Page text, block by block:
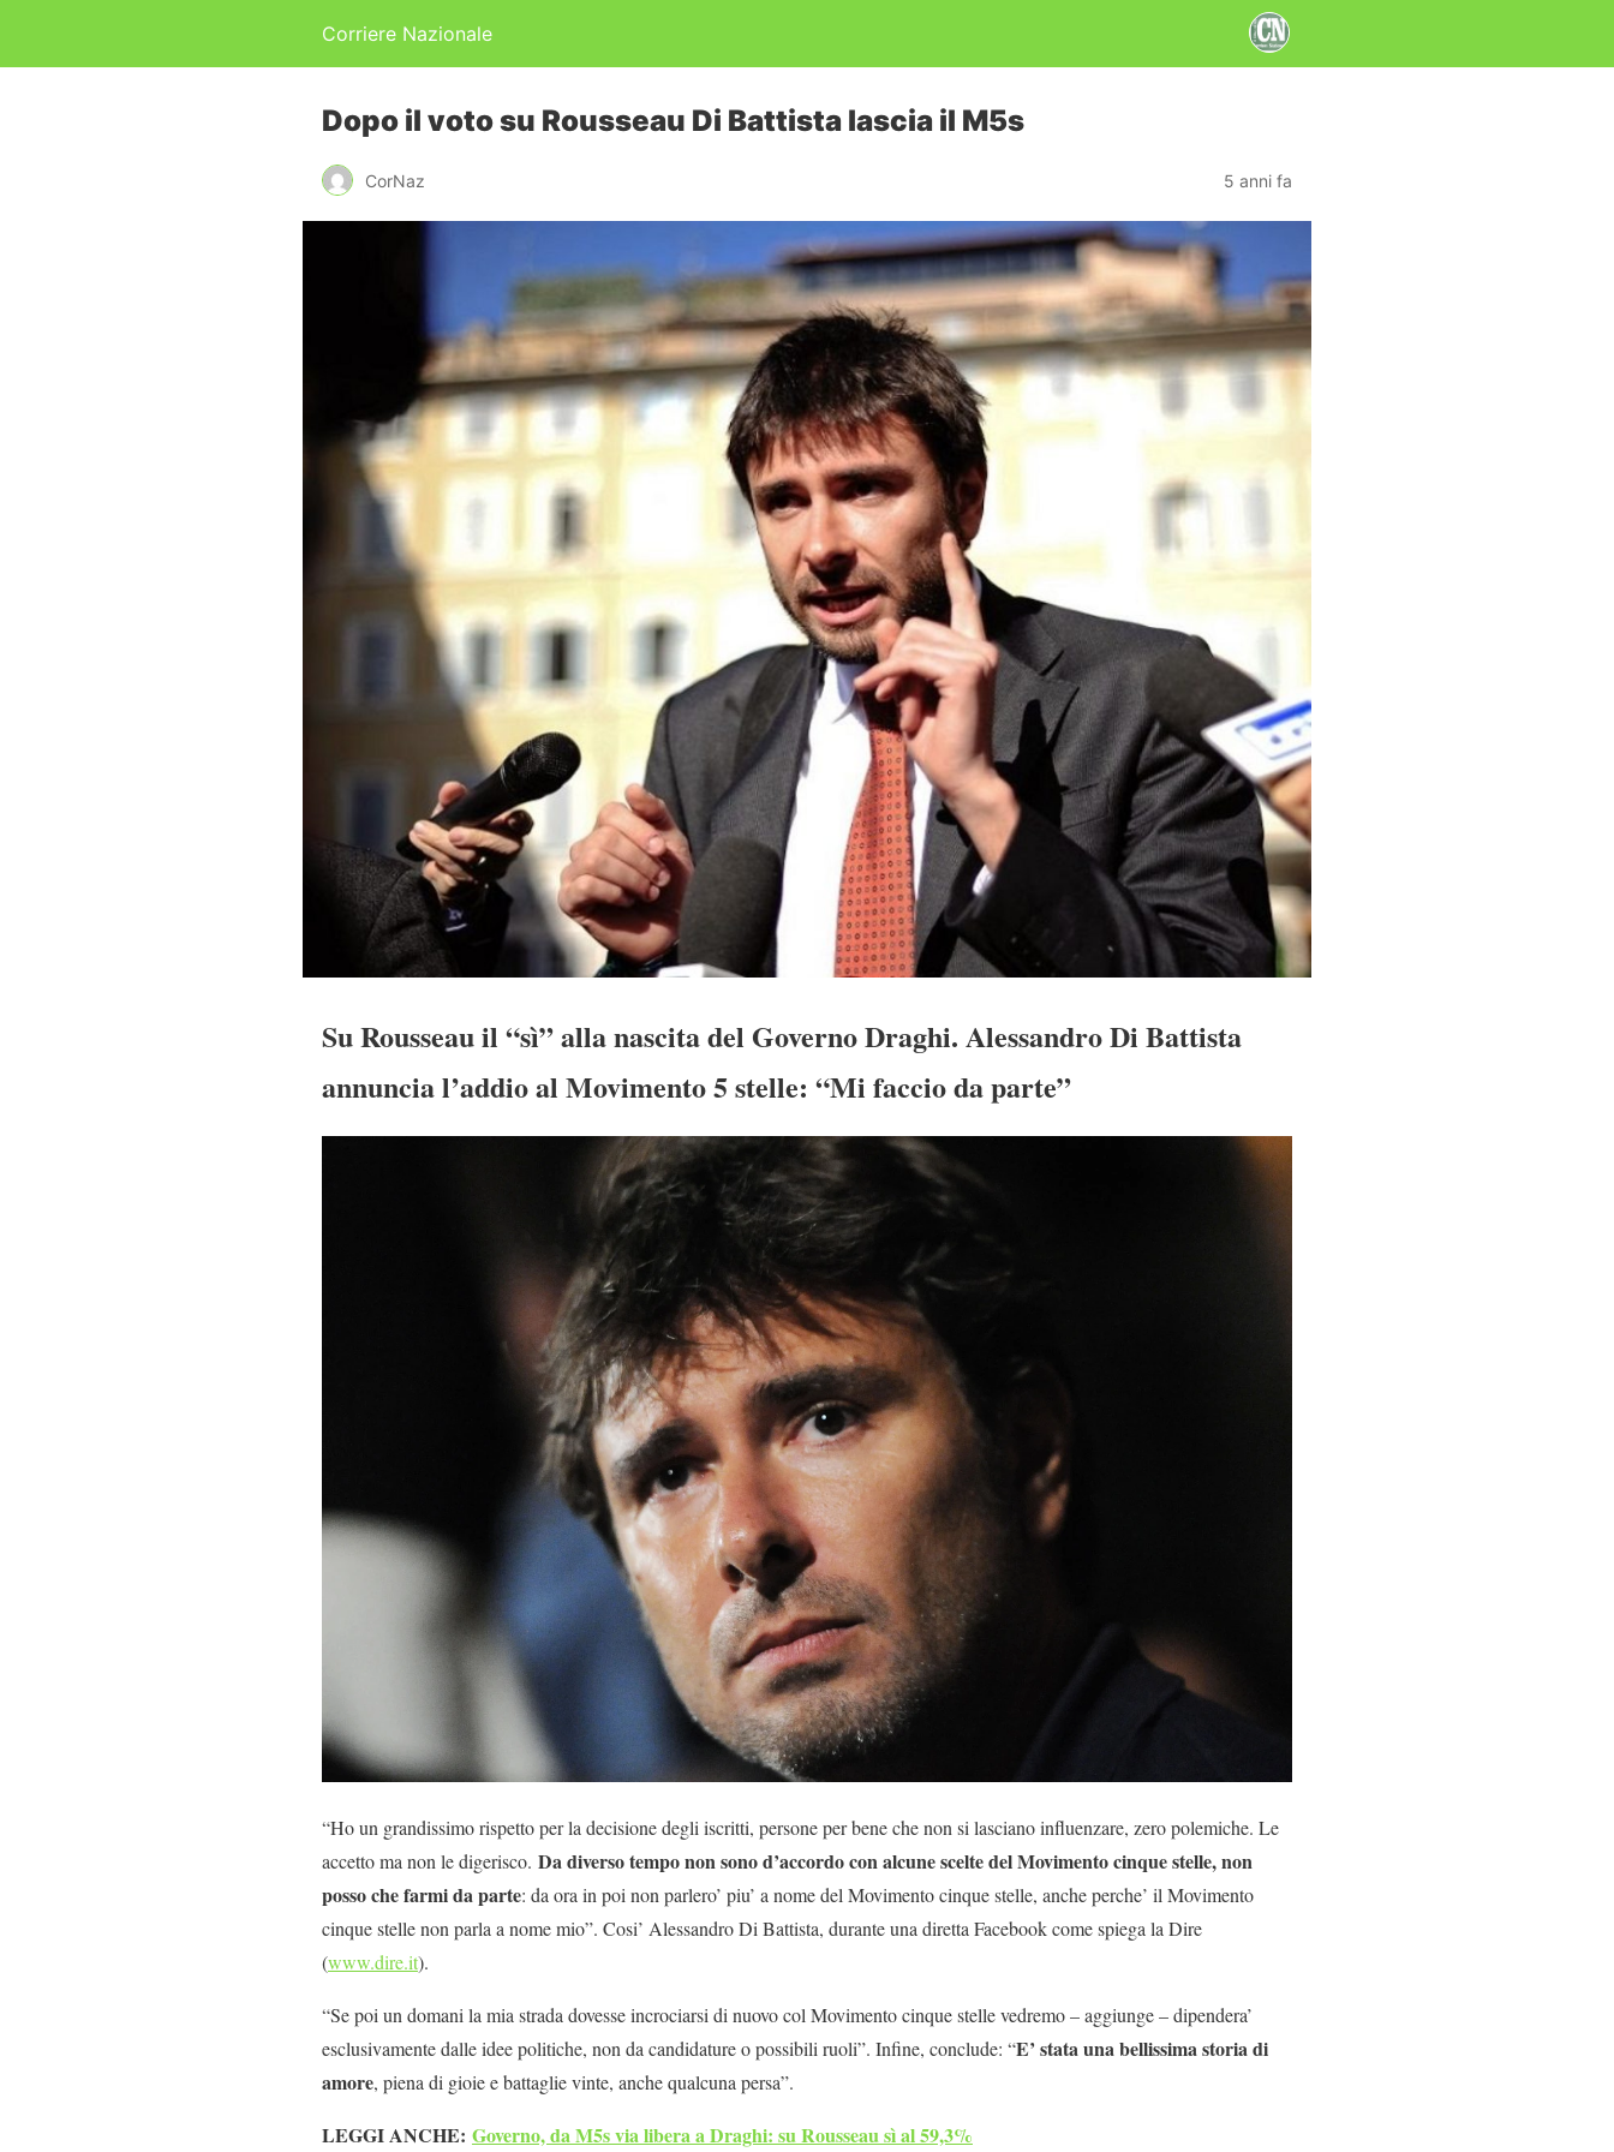
Corriere Nazionale
Dopo il voto su Rousseau Di Battista lascia il M5s
CorNaz 5 anni fa
Su Rousseau il “sì” alla nascita del Governo Draghi. Alessandro Di Battista
annuncia l’addio al Movimento 5 stelle: “Mi faccio da parte”
“Ho un grandissimo rispetto per la decisione degli iscritti, persone per bene che non si lasciano influenzare, zero polemiche. Le
accetto ma non le digerisco. Da diverso tempo non sono d’accordo con alcune scelte del Movimento cinque stelle, non
posso che farmi da parte: da ora in poi non parlero’ piu’ a nome del Movimento cinque stelle, anche perche’ il Movimento
cinque stelle non parla a nome mio”. Cosi’ Alessandro Di Battista, durante una diretta Facebook come spiega la Dire
(www.dire.it).
“Se poi un domani la mia strada dovesse incrociarsi di nuovo col Movimento cinque stelle vedremo – aggiunge – dipendera’
esclusivamente dalle idee politiche, non da candidature o possibili ruoli”. Infine, conclude: “E’ stata una bellissima storia di
amore, piena di gioie e battaglie vinte, anche qualcuna persa”.
LEGGI ANCHE: Governo, da M5s via libera a Draghi: su Rousseau sì al 59,3%